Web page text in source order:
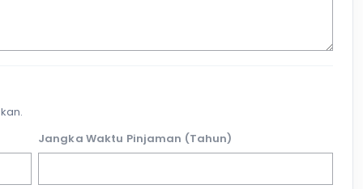
Jangka Waktu Pinjaman (Tahun)